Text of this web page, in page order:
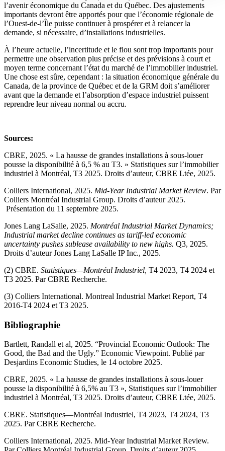
l’avenir économique du Canada et du Québec. Des ajustements
importants devront être apportés pour que l’économie régionale de
l’Ouest-de-l’Île puisse continuer à prospérer et à relancer la
demande, si nécessaire, d’installations industrielles.
À l’heure actuelle, l’incertitude et le flou sont trop importants pour
permettre une observation plus précise et des prévisions à court et
moyen terme concernant l’état du marché de l’immobilier industriel.
Une chose est sûre, cependant : la situation économique générale du
Canada, de la province de Québec et de la GRM doit s’améliorer
avant que la demande et l’absorption d’espace industriel puissent
reprendre leur niveau normal ou accru.
Sources:
CBRE, 2025. « La hausse de grandes installations à sous-louer
pousse la disponibilité à 6,5 % au T3. » Statistiques sur l’immobilier
industriel à Montréal, T3 2025. Droits d’auteur, CBRE Ltée, 2025.
Colliers International, 2025. Mid-Year Industrial Market Review. Par
Colliers Montréal Industrial Group. Droits d’auteur 2025.
Présentation du 11 septembre 2025.
Jones Lang LaSalle, 2025. Montréal Industrial Market Dynamics;
Industrial market decline continues as tariff-led economic
uncertainty pushes sublease availability to new highs. Q3, 2025.
Droits d’auteur Jones Lang LaSalle IP Inc., 2025.
(2) CBRE. Statistiques—Montréal Industriel, T4 2023, T4 2024 et
T3 2025. Par CBRE Recherche.
(3) Colliers International. Montreal Industrial Market Report, T4
2016-T4 2024 et T3 2025.
Bibliographie
Bartlett, Randall et al, 2025. “Provincial Economic Outlook: The
Good, the Bad and the Ugly.” Economic Viewpoint. Publié par
Desjardins Economic Studies, le 14 octobre 2025.
CBRE, 2025. « La hausse de grandes installations à sous-louer
pousse la disponibilité à 6,5% au T3 », Statistiques sur l’immobilier
industriel à Montréal, T3 2025. Droits d’auteur, CBRE Ltée, 2025.
CBRE. Statistiques—Montréal Industriel, T4 2023, T4 2024, T3
2025. Par CBRE Recherche.
Colliers International, 2025. Mid-Year Industrial Market Review.